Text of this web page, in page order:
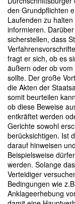
den Grundpflichten
Laufenden zu
informieren.
sicherstellen, dass
fragt er sich, ob es
äußern oder ob
sollte. Der große
die Akten der
somit beurteilen
ob diese Beweise
entkräftet werden
Gerichte sowohl
berücksichtigen. Ist
darauf hinweisen
Beispielsweise
werden. Solange
Verteidiger
Bedingungen wie
Anklageerhebung